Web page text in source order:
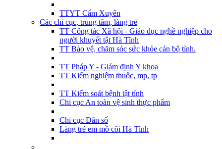
TTYT Cẩm Xuyên
Các chi cục, trung tâm, làng trẻ
TT Công tác Xã hội - Giáo dục nghề nghiệp cho
người khuyết tật Hà Tĩnh
TT Bảo vệ, chăm sóc sức khỏe cán bộ tỉnh.
TT Pháp Y - Giám định Y khoa
TT Kiểm nghiệm thuốc, mp, tp
TT Kiểm soát bệnh tật tỉnh
Chi cục An toàn vệ sinh thực phẩm
Chi cục Dân số
Làng trẻ em mồ côi Hà Tĩnh